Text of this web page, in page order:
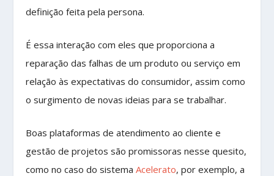
definição feita pela persona.
É essa interação com eles que proporciona a
reparação das falhas de um produto ou serviço em
relação às expectativas do consumidor, assim como
o surgimento de novas ideias para se trabalhar.
Boas plataformas de atendimento ao cliente e
gestão de projetos são promissoras nesse quesito,
como no caso do sistemaAcelerato, por exemplo, a